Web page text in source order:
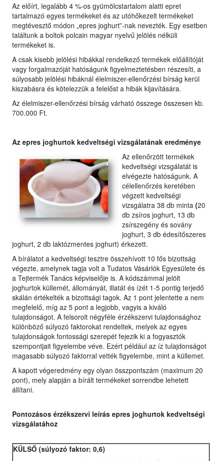
Az előírt, legalább 4 %-os gyümölcstartalom alatti epret
tartalmazó egyes termékeket és az utóhőkezelt termékeket
megtévesztő módon „epres joghurt”-nak nevezték. Egy esetben
találtunk a boltok polcain magyar nyelvű jelölés nélküli
termékeket is.
A csak kisebb jelölési hibákkal rendelkező termékek előállítóját
vagy forgalmazóját hatóságunk figyelmeztetésben részesíti, a
súlyosabb jelölési hibáknál élelmiszer-ellenőrzési bírság kerül
kiszabásra és kötelezzük a felelőst a hibák kijavítására.
Az élelmiszer-ellenőrzési bírság várható összege összesen kb.
700.000 Ft.
Az epres joghurtok kedveltségi vizsgálatának eredménye
Az ellenőrzött termékek
kedveltségi vizsgálatát is
elvégezte hatóságunk. A
célellenőrzés keretében
végzett kedveltségi
vizsgálatra 38 db minta (20
db zsíros joghurt, 13 db
zsírszegény és sovány
joghurt, 3 db édesítőszeres
joghurt, 2 db laktózmentes joghurt) érkezett.
A bírálatot a kedveltségi tesztre összehívott 10 fős bizottság
végezte, amelynek tagja volt a Tudatos Vásárlók Egyesülete és
a Tejtermék Tanács képviselője is. A kódszámmal jelölt
joghurtok küllemét, állományát, illatát és ízét 1-5 pontig terjedő
skálán értékelték a bizottsági tagok. Az 1 pont jelentette a nem
megfelelő, míg az 5 pont a legjobb, vagyis a kiváló
tulajdonságot. A felsorolt négyféle érzékszervi tulajdonsághoz
különböző súlyozó faktorokat rendeltek, melyek az egyes
tulajdonságok fontossági szerepét fejezik ki a fogyasztók
szempontjait figyelembe véve. Ezért például az íz tulajdonságot
magasabb súlyozó faktorral vették figyelembe, mint a küllemet.
A kapott végeredmény egy olyan összpontszám (maximum 20
pont), mely alapján a bírált termékeket sorrendbe lehetett
állítani.
Pontozásos érzékszervi leírás epres joghurtok kedveltségi
vizsgálatához
KÜLSŐ (súlyozó faktor: 0,6)